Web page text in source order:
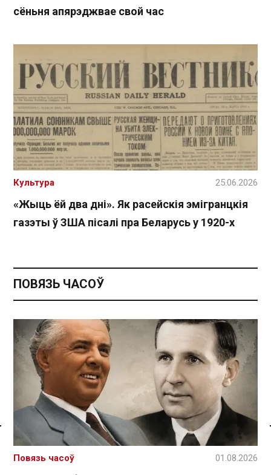
Спасылка без VPN
сёньня апярэджвае свой час
«Жыць ёй два дні». Як расейскія эмігранцкія
газэты ў ЗША пісалі пра Беларусь у 1920-х
Культура 25.06.2026
ПОВЯЗЬ ЧАСОЎ
Повязь часоў 01.08.2026